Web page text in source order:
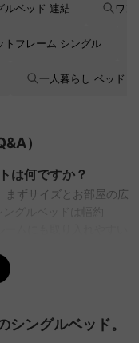
ルベッド 連結 ワ
トフレーム シングル
一人暮らし ベッド
）
は何ですか？
まずサイズとお部屋の広
では、快適にお使いい
えており、すべて5年
のくらいの広さが
ングルベッド。